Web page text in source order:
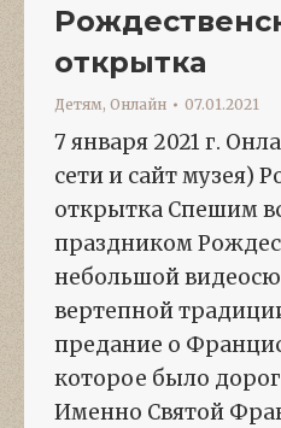
открытка
Детям, Онлайн 07.01.2021
7 января 2021 г.
сети и сайт музея)
открытка Спешим
праздником
небольшой
вертепной
предание о
которое было
Именно Святой